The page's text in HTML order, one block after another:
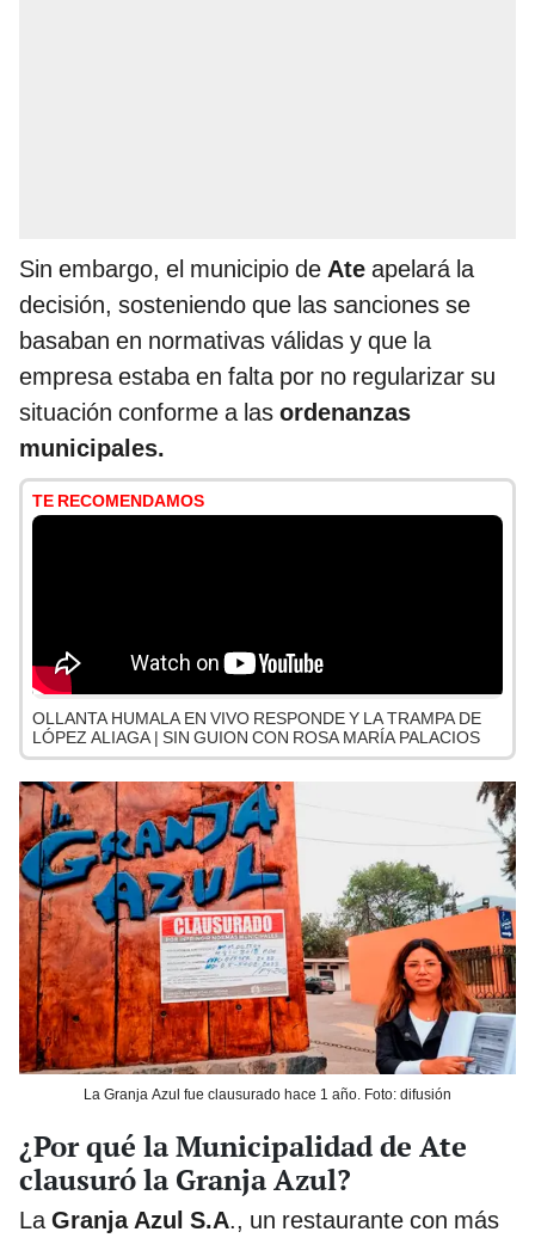
Sin embargo, el municipio de Ate apelará la
decisión, sosteniendo que las sanciones se
basaban en normativas válidas y que la
empresa estaba en falta por no regularizar su
situación conforme a las ordenanzas
municipales.
TE RECOMENDAMOS
OLLANTA HUMALA EN VIVO RESPONDE Y LA TRAMPA DE
LÓPEZ ALIAGA | SIN GUION CON ROSA MARÍA PALACIOS
La Granja Azul fue clausurado hace 1 año. Foto: difusión
¿Por qué la Municipalidad de Ate
clausuró la Granja Azul?
La Granja Azul S.A., un restaurante con más